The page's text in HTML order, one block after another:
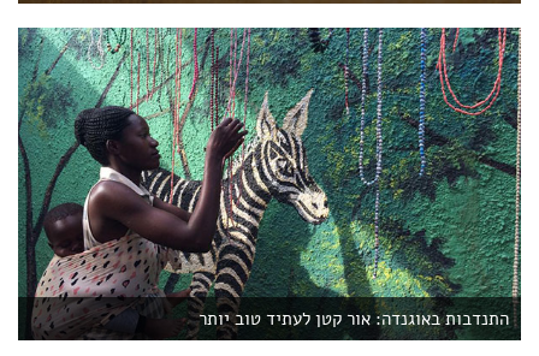
התנדבות באוגנדה: אור קטן לעתיד טוב יותר